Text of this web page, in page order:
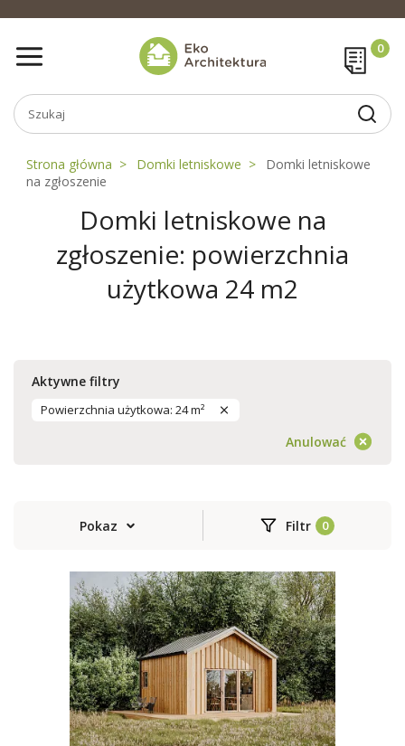
Strona główna Domki letniskowe
Domki letniskowe
na zgłoszenie
Domki letniskowe na
zgłoszenie: powierzchnia
użytkowa 24 m2
Aktywne filtry
Powierzchnia użytkowa: 24 m²
Anulować
Pokaz Filtr